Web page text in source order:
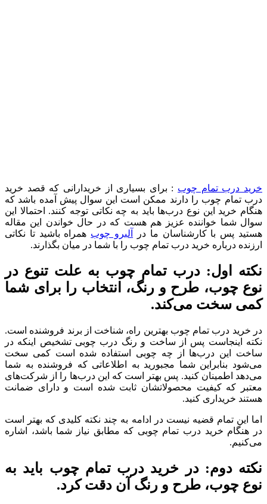
خرید درب تمام چوب : برای بسیاری از خریدارانی که قصد خرید
درب تمام چوب را دارند ممکن است این سوال پیش آمده باشد که
هنگام خرید این نوع درب‌ها باید به چه نکاتی توجه کنند. احتمالا این
سوال شما خواننده عزیز هم هست که در حال خواندن این مقاله
هستید پس با کارشناسان ما در
آلبرو چوب همراه باشید تا نکاتی
ارزنده درباره خرید درب تمام چوب را با شما در میان بگذارند.
نکته اول: درب تمام چوب به علت تنوع در
نوع چوب، طرح و رنگ، انتخاب را برای شما
کمی سخت می‌کند.
در خرید درب تمام چوب بهترین راه، شناخت از برند فروشنده است.
نکته اینجاست پس از ساخت و رنگ درب چوبی تشخیص اینکه در
ساخت این درب‌ها از چه چوبی استفاده شده است کمی سخت
می‌شود بنابراین شما مجبورید به اطلاعاتی که فروشنده به شما
می‌دهد اطمینان کنید. پس بهتر است که این درب‌ها را از شرکت‌های
معتبر که کیفیت محصولاتشان ثابت شده است و دارای ضمانت
هستند خریداری کنید.
اما این تمام قضیه نیست در ادامه به چند نکته کلیدی که بهتر است
در هنگام خرید درب تمام چوبی که مطابق نیاز شما باشد، اشاره
می‌کنیم.
نکته دوم: در خرید درب تمام چوب باید به
نوع چوب، طرح و رنگ آن دقت کرد.